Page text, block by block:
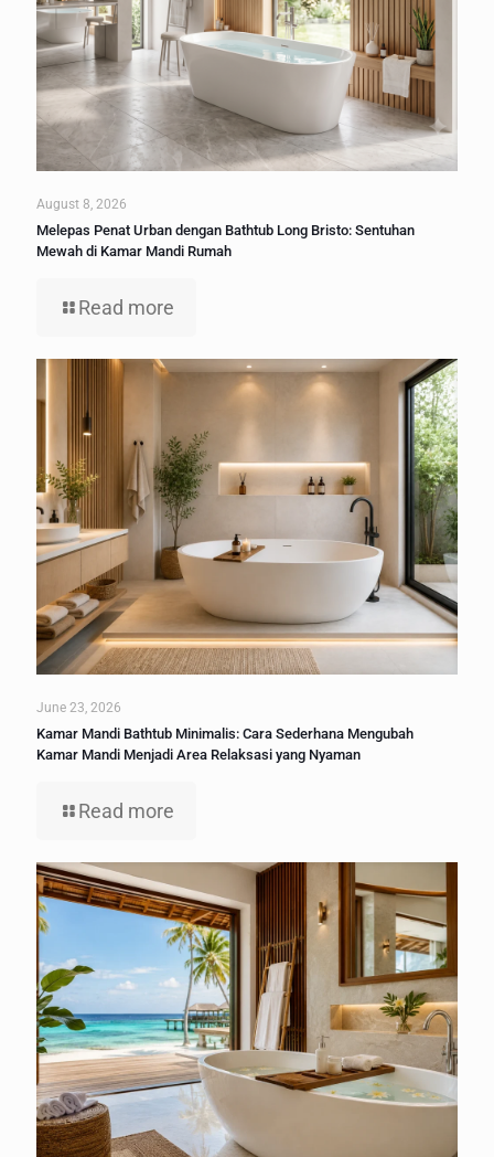
August 8, 2026
Melepas Penat Urban dengan Bathtub Long Bristo: Sentuhan
Mewah di Kamar Mandi Rumah
Read more
June 23, 2026
Kamar Mandi Bathtub Minimalis: Cara Sederhana Mengubah
Kamar Mandi Menjadi Area Relaksasi yang Nyaman
Read more